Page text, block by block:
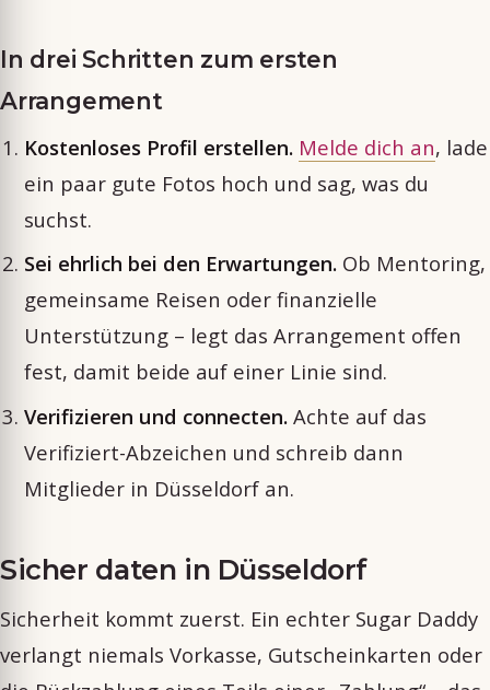
In drei Schritten zum ersten
Arrangement
Kostenloses Profil erstellen. Melde dich an, lade
ein paar gute Fotos hoch und sag, was du
suchst.
Sei ehrlich bei den Erwartungen. Ob Mentoring,
gemeinsame Reisen oder finanzielle
Unterstützung – legt das Arrangement offen
fest, damit beide auf einer Linie sind.
Verifizieren und connecten. Achte auf das
Verifiziert-Abzeichen und schreib dann
Mitglieder in Düsseldorf an.
Sicher daten in Düsseldorf
Sicherheit kommt zuerst. Ein echter Sugar Daddy
verlangt niemals Vorkasse, Gutscheinkarten oder